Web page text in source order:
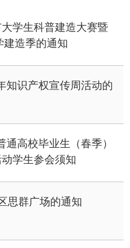
学生科普建造大赛暨
造季的通知
知识产权宣传周活动的
高校毕业生（春季）
学生参会须知
思群广场的通知